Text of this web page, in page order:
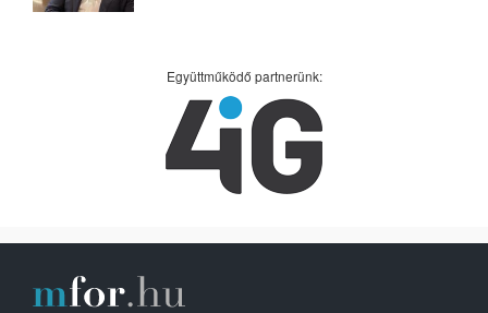
Együttműködő partnerünk: